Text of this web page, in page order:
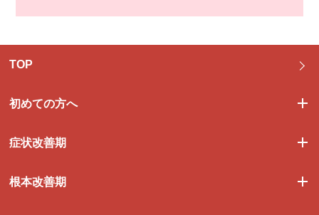
TOP
初めての方へ
症状改善期
根本改善期